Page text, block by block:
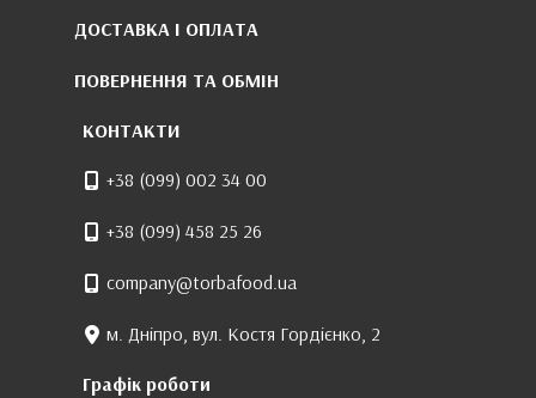
ДОСТАВКА І ОПЛАТА
ПОВЕРНЕННЯ ТА ОБМІН
КОНТАКТИ
+38 (099) 002 34 00
+38 (099) 458 25 26
company@torbafood.ua
м. Дніпро, вул. Костя Гордієнко, 2
Графік роботи